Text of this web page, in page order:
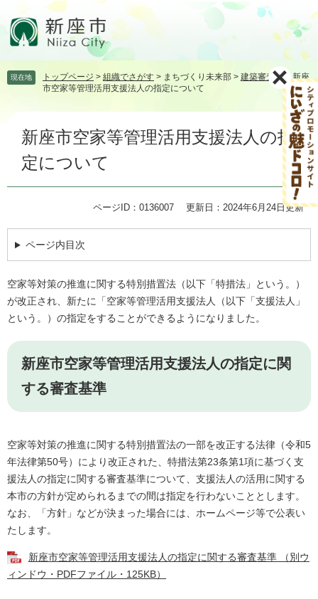
頭飛 現在地 トップページ > 組織でさがす > まちづくり未来部 > 建築審査課 >新座
市空家等管理活用支援法人の指定について
新座市空家等管理活用支援法人の指
定について
ページID：0136007 更新日：2024年6月24日更新
ページ内目次
空家等対策の推進に関する特別措置法（以下「特措法」という。）
が改正され、新たに「空家等管理活用支援法人（以下「支援法人」
という。）の指定をすることができるようになりました。
新座市空家等管理活用支援法人の指定に関
する審査基準
空家等対策の推進に関する特別措置法の一部を改正する法律（令和5
年法律第50号）により改正された、特措法第23条第1項に基づく支
援法人の指定に関する審査基準について、支援法人の活用に関する
本市の方針が定められるまでの間は指定を行わないこととします。
なお、「方針」などが決まった場合には、ホームページ等で公表い
たします。
新座市空家等管理活用支援法人の指定に関する審査基準 （別ウ
ィンドウ・PDFファイル・125KB）